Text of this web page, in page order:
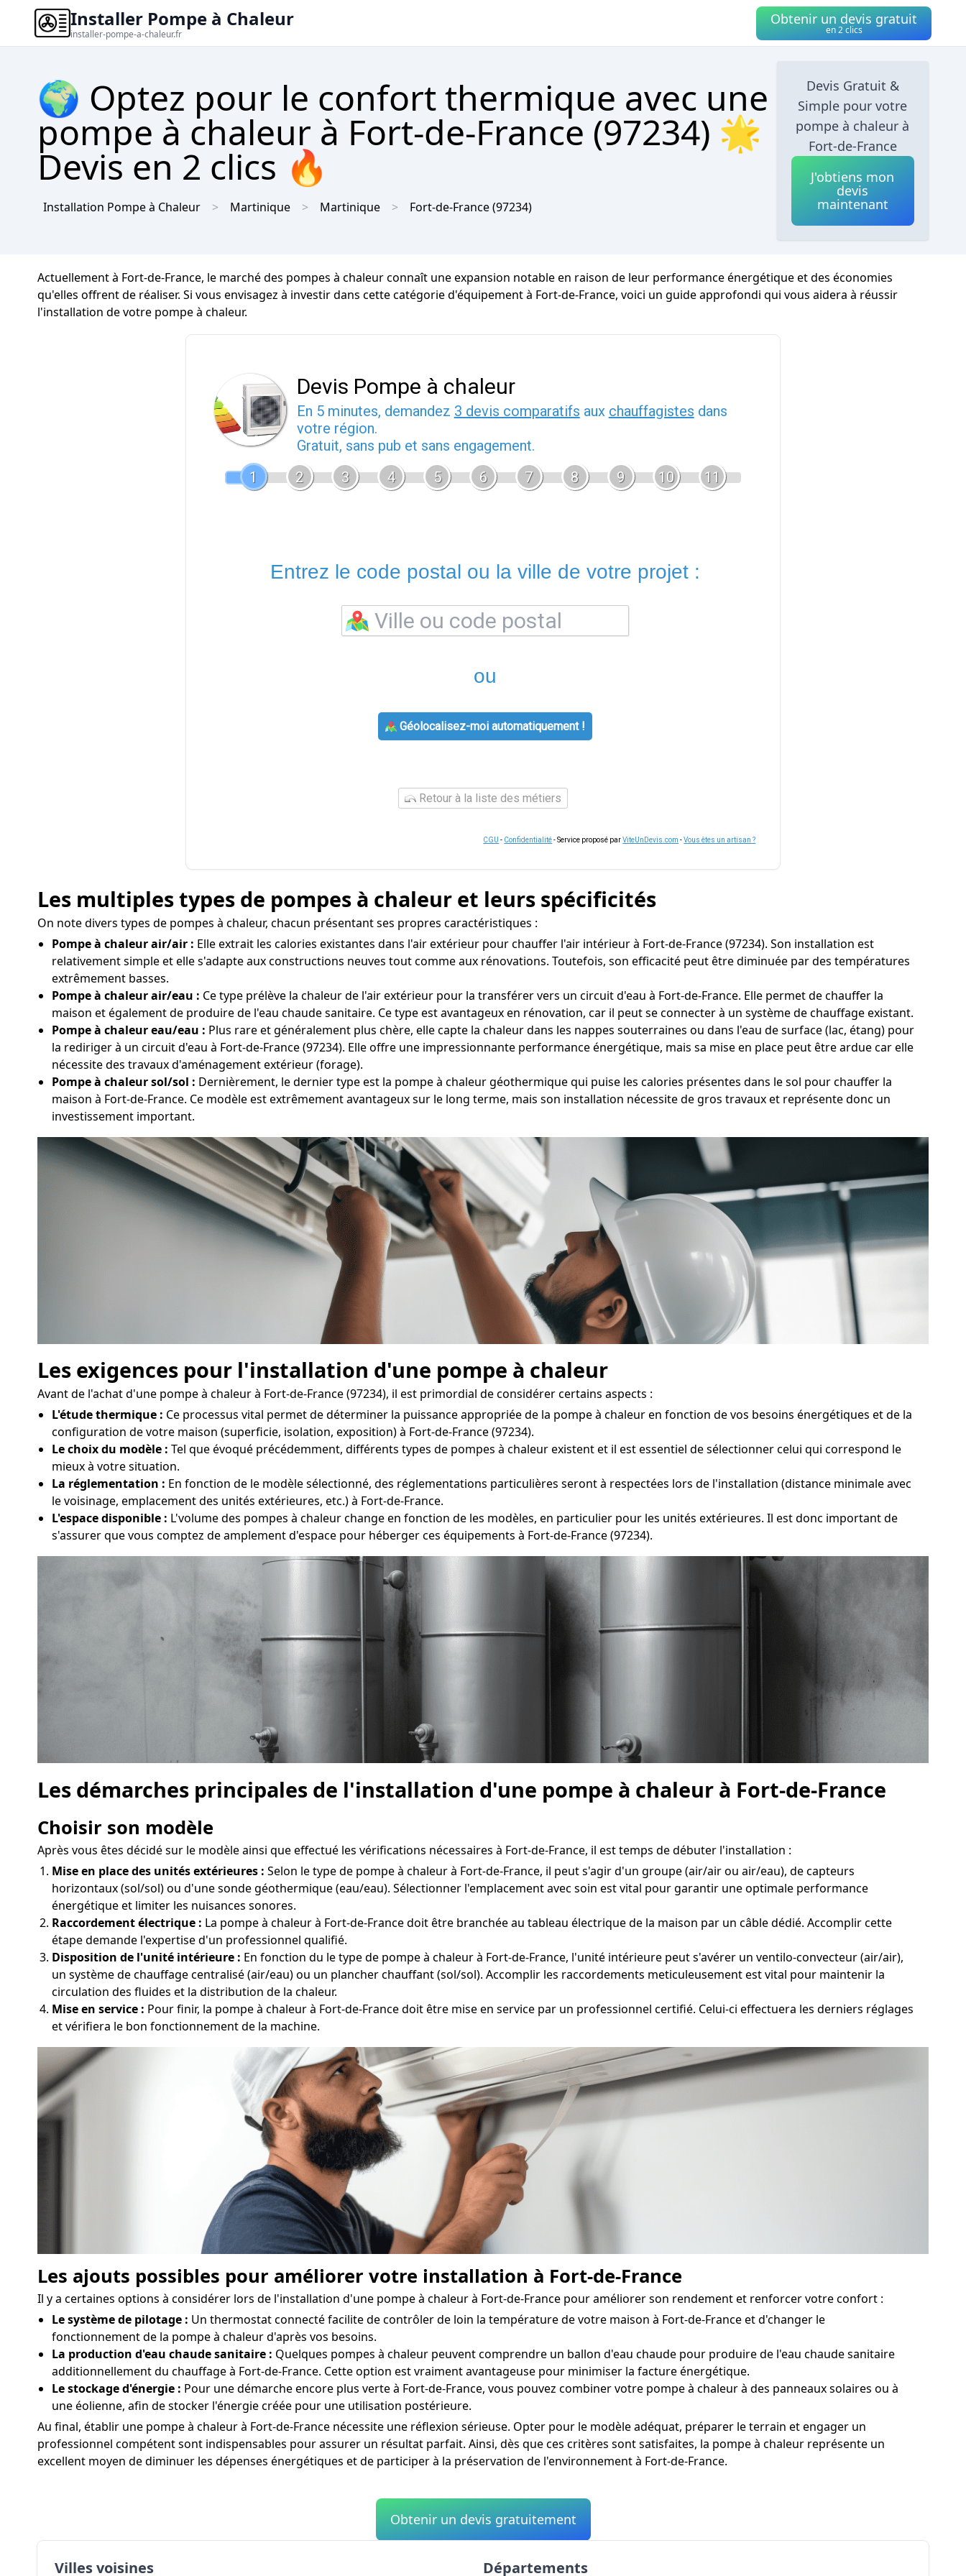
Installer Pompe à Chaleur
installer-pompe-a-chaleur.fr
Obtenir un devis gratuit
en 2 clics
🌍 Optez pour le confort thermique avec une
pompe à chaleur à Fort-de-France (97234) 🌟
Devis en 2 clics 🔥
Installation Pompe à Chaleur Martinique Martinique Fort-de-France(97234)
Devis Gratuit &
Simple pour votre
pompe à chaleur à
Fort-de-France
J'obtiens mon
devis
maintenant
Actuellement à Fort-de-France, le marché des pompes à chaleur connaît une expansion notable en raison de leur performance énergétique et des économies
qu'elles offrent de réaliser. Si vous envisagez à investir dans cette catégorie d'équipement à Fort-de-France, voici un guide approfondi qui vous aidera à réussir
l'installation de votre pompe à chaleur.
Devis Pompe à chaleur
En 5 minutes, demandez 3 devis comparatifs aux chauffagistes dans
votre région.
Gratuit, sans pub et sans engagement.
1
2 3 4 5 6 7 8 9 10 11
Entrez le code postal ou la ville de votre projet :
ou
Géolocalisez-moi automatiquement !
Retour à la liste des métiers
CGU - Confidentialité- Service proposé parViteUnDevis.com -Vous êtes un artisan ?
Les multiples types de pompes à chaleur et leurs spécificités
On note divers types de pompes à chaleur, chacun présentant ses propres caractéristiques :
Pompe à chaleur air/air : Elle extrait les calories existantes dans l'air extérieur pour chauffer l'air intérieur à Fort-de-France (97234). Son installation est
relativement simple et elle s'adapte aux constructions neuves tout comme aux rénovations. Toutefois, son efficacité peut être diminuée par des températures
extrêmement basses.
Pompe à chaleur air/eau : Ce type prélève la chaleur de l'air extérieur pour la transférer vers un circuit d'eau à Fort-de-France. Elle permet de chauffer la
maison et également de produire de l'eau chaude sanitaire. Ce type est avantageux en rénovation, car il peut se connecter à un système de chauffage existant.
Pompe à chaleur eau/eau : Plus rare et généralement plus chère, elle capte la chaleur dans les nappes souterraines ou dans l'eau de surface (lac, étang) pour
la rediriger à un circuit d'eau à Fort-de-France (97234). Elle offre une impressionnante performance énergétique, mais sa mise en place peut être ardue car elle
nécessite des travaux d'aménagement extérieur (forage).
Pompe à chaleur sol/sol : Dernièrement, le dernier type est la pompe à chaleur géothermique qui puise les calories présentes dans le sol pour chauffer la
maison à Fort-de-France. Ce modèle est extrêmement avantageux sur le long terme, mais son installation nécessite de gros travaux et représente donc un
investissement important.
Les exigences pour l'installation d'une pompe à chaleur
Avant de l'achat d'une pompe à chaleur à Fort-de-France (97234), il est primordial de considérer certains aspects :
L'étude thermique : Ce processus vital permet de déterminer la puissance appropriée de la pompe à chaleur en fonction de vos besoins énergétiques et de la
configuration de votre maison (superficie, isolation, exposition) à Fort-de-France (97234).
Le choix du modèle : Tel que évoqué précédemment, différents types de pompes à chaleur existent et il est essentiel de sélectionner celui qui correspond le
mieux à votre situation.
La réglementation : En fonction de le modèle sélectionné, des réglementations particulières seront à respectées lors de l'installation (distance minimale avec
le voisinage, emplacement des unités extérieures, etc.) à Fort-de-France.
L'espace disponible : L'volume des pompes à chaleur change en fonction de les modèles, en particulier pour les unités extérieures. Il est donc important de
s'assurer que vous comptez de amplement d'espace pour héberger ces équipements à Fort-de-France (97234).
Les démarches principales de l'installation d'une pompe à chaleur à Fort-de-France
Choisir son modèle
Après vous êtes décidé sur le modèle ainsi que effectué les vérifications nécessaires à Fort-de-France, il est temps de débuter l'installation :
Mise en place des unités extérieures : Selon le type de pompe à chaleur à Fort-de-France, il peut s'agir d'un groupe (air/air ou air/eau), de capteurs
horizontaux (sol/sol) ou d'une sonde géothermique (eau/eau). Sélectionner l'emplacement avec soin est vital pour garantir une optimale performance
énergétique et limiter les nuisances sonores.
Raccordement électrique : La pompe à chaleur à Fort-de-France doit être branchée au tableau électrique de la maison par un câble dédié. Accomplir cette
étape demande l'expertise d'un professionnel qualifié.
Disposition de l'unité intérieure : En fonction du le type de pompe à chaleur à Fort-de-France, l'unité intérieure peut s'avérer un ventilo-convecteur (air/air),
un système de chauffage centralisé (air/eau) ou un plancher chauffant (sol/sol). Accomplir les raccordements meticuleusement est vital pour maintenir la
circulation des fluides et la distribution de la chaleur.
Mise en service : Pour finir, la pompe à chaleur à Fort-de-France doit être mise en service par un professionnel certifié. Celui-ci effectuera les derniers réglages
et vérifiera le bon fonctionnement de la machine.
Les ajouts possibles pour améliorer votre installation à Fort-de-France
Il y a certaines options à considérer lors de l'installation d'une pompe à chaleur à Fort-de-France pour améliorer son rendement et renforcer votre confort :
Le système de pilotage : Un thermostat connecté facilite de contrôler de loin la température de votre maison à Fort-de-France et d'changer le
fonctionnement de la pompe à chaleur d'après vos besoins.
La production d'eau chaude sanitaire : Quelques pompes à chaleur peuvent comprendre un ballon d'eau chaude pour produire de l'eau chaude sanitaire
additionnellement du chauffage à Fort-de-France. Cette option est vraiment avantageuse pour minimiser la facture énergétique.
Le stockage d'énergie : Pour une démarche encore plus verte à Fort-de-France, vous pouvez combiner votre pompe à chaleur à des panneaux solaires ou à
une éolienne, afin de stocker l'énergie créée pour une utilisation postérieure.
Au final, établir une pompe à chaleur à Fort-de-France nécessite une réflexion sérieuse. Opter pour le modèle adéquat, préparer le terrain et engager un
professionnel compétent sont indispensables pour assurer un résultat parfait. Ainsi, dès que ces critères sont satisfaites, la pompe à chaleur représente un
excellent moyen de diminuer les dépenses énergétiques et de participer à la préservation de l'environnement à Fort-de-France.
Obtenir un devis gratuitement
Villes voisines Départements